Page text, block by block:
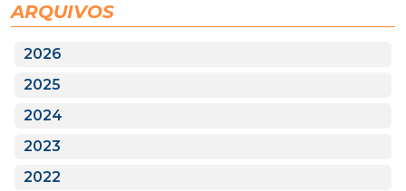
ARQUIVOS
2026
2025
2024
2023
2022